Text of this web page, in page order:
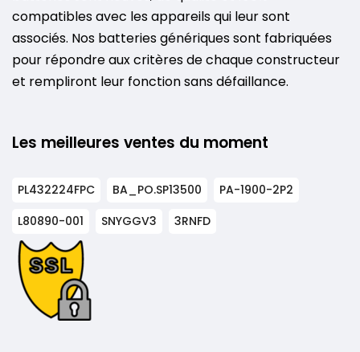
compatibles avec les appareils qui leur sont
associés. Nos batteries génériques sont fabriquées
pour répondre aux critères de chaque constructeur
et rempliront leur fonction sans défaillance.
Les meilleures ventes du moment
PL432224FPC BA_PO.SP13500
PA-1900-2P2
L80890-001
SNYGGV3 3RNFD